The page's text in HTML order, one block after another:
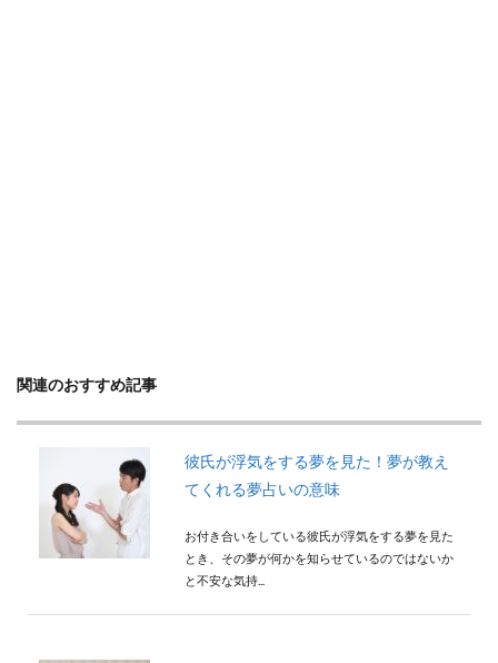
関連のおすすめ記事
彼氏が浮気をする夢を見た！夢が教え
てくれる夢占いの意味
お付き合いをしている彼氏が浮気をする夢を見た
とき、その夢が何かを知らせているのではないか
と不安な気持...